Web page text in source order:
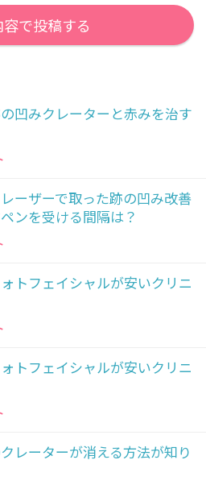
容で投稿する
凹みクレーターと赤みを治す
ーザーで取った跡の凹み改善
ンを受ける間隔は？
トフェイシャルが安いクリニ
トフェイシャルが安いクリニ
レーターが消える方法が知り